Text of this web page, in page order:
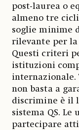
post-laurea o
almeno tre
soglie minime
rilevante per la
Questi criteri
istituzioni
internazionale.
non basta a
discrimine è il
sistema QS.
partecipare